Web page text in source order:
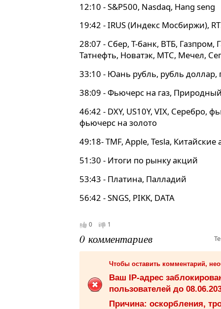
12:10 - S&P500, Nasdaq, Hang seng
19:42 - IRUS (Индекс Мосбиржи),
28:07 - Сбер, Т-банк, ВТБ,
Татнефть, Новатэк, МТС, Мечел,
33:10 - Юань рубль, рубль доллар,
38:09 - Фьючерс на газ,
46:42 - DXY, US10Y, VIX, Серебро,
фьючерс на золото
49:18- TMF, Apple, Tesla, Китайские
51:30 - Итоги по рынку акций
53:43 - Платина, Палладий
56:42 - SNGS, PIKK, DATA
0 1
0 комментариев
Чтобы оставить комментарий,
Ваш IP-адрес
пользователей до
Причина: оскорбления,